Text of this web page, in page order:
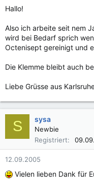
Hallo!
Also ich arbeite seit nem
wird bei Bedarf sprich
Octenisept gereinigt und
Die Klemme bleibt auch
Liebe Grüsse aus
S sysa
Newbie
Registriert
12.09.2005
Vielen lieben Dank für